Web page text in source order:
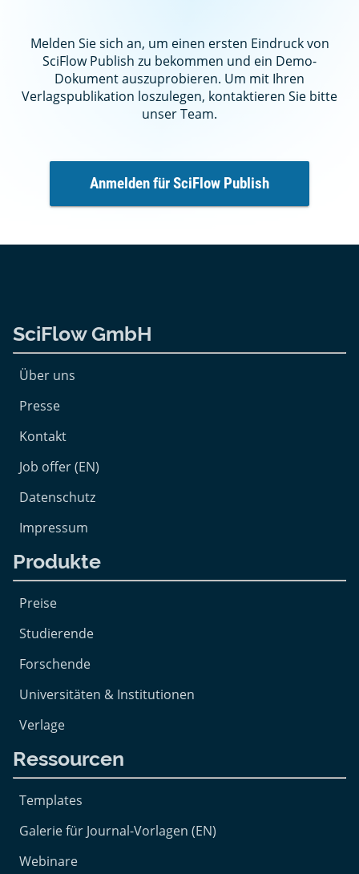
Melden Sie sich an, um einen ersten Eindruck von
SciFlow Publish zu bekommen und ein Demo-
Dokument auszuprobieren. Um mit Ihren
Verlagspublikation loszulegen, kontaktieren Sie bitte
unser Team.
Anmelden für SciFlow Publish
SciFlow GmbH
Über uns
Presse
Kontakt
Job offer (EN)
Datenschutz
Impressum
Produkte
Preise
Studierende
Forschende
Universitäten & Institutionen
Verlage
Ressourcen
Templates
Galerie für Journal-Vorlagen (EN)
Webinare